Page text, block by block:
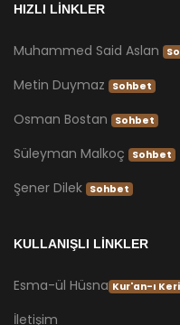
HIZLI LİNKLER
Muhammed Said Aslan
Metin Duymaz Sohbet
Osman Bostan Sohbet
Süleyman Malkoç Sohbet
Şener Dilek Sohbet
KULLANIŞLI LİNKLER
Esma-ül Hüsna Kur'an-ı
İletişim